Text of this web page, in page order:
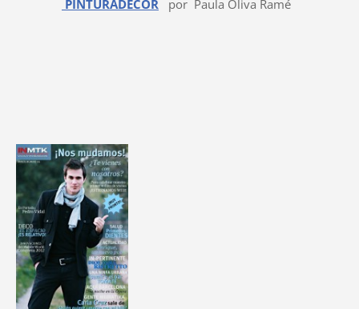
PINTURADECOR por Paula Oliva Ramé